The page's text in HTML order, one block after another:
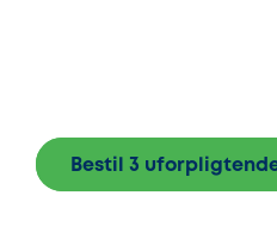
Bestil 3